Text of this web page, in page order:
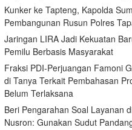
Kunker ke Tapteng, Kapolda
Pembangunan Rusun Polres
Jaringan LIRA Jadi Kekuatan
Pemilu Berbasis Masyarakat
Fraksi PDI-Perjuangan Famoni
di Tanya Terkait Pembahasan
Belum Terlaksana
Beri Pengarahan Soal Layanan
Nusron: Gunakan Sudut